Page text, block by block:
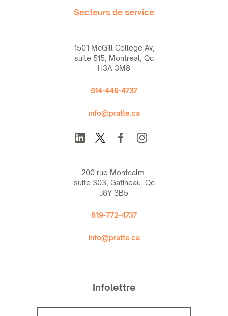
Secteurs de service
1501 McGill College Av,
suite 515, Montreal, Qc
H3A 3M8
514-446-4737
info@pratte.ca
200 rue Montcalm,
suite 303, Gatineau, Qc
J8Y 3B5
819-772-4737
info@pratte.ca
Infolettre